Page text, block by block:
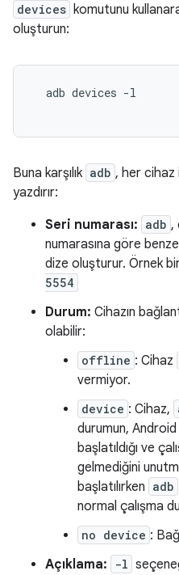
devices komutunu
oluşturun:
  adb devices -l
Buna karşılık adb , her cihaz
yazdırır:
Seri numarası: adb ,
numarasına göre
dize oluşturur. Örnek
5554
Durum: Cihazın
olabilir:
offline : Cihaz
vermiyor.
device : Cihaz,
durumun,
başlatıldığı ve
gelmediğini
başlatılırken adb
normal çalışma
no device :
Açıklama:
-l